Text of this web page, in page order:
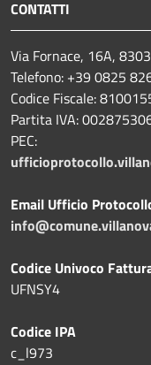
CONTATTI
Via Fornace, 16A,
Telefono: +39 0825
Codice Fiscale:
Partita IVA:
PEC:
Email Ufficio
Codice Univoco
UFNSY4
Codice IPA
c_l973